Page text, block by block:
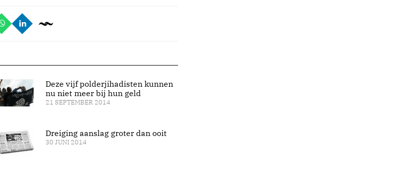
Deze vijf polderjihadisten kunnen
nu niet meer bij hun geld
21 SEPTEMBER 2014
Dreiging aanslag groter dan ooit
30 JUNI 2014